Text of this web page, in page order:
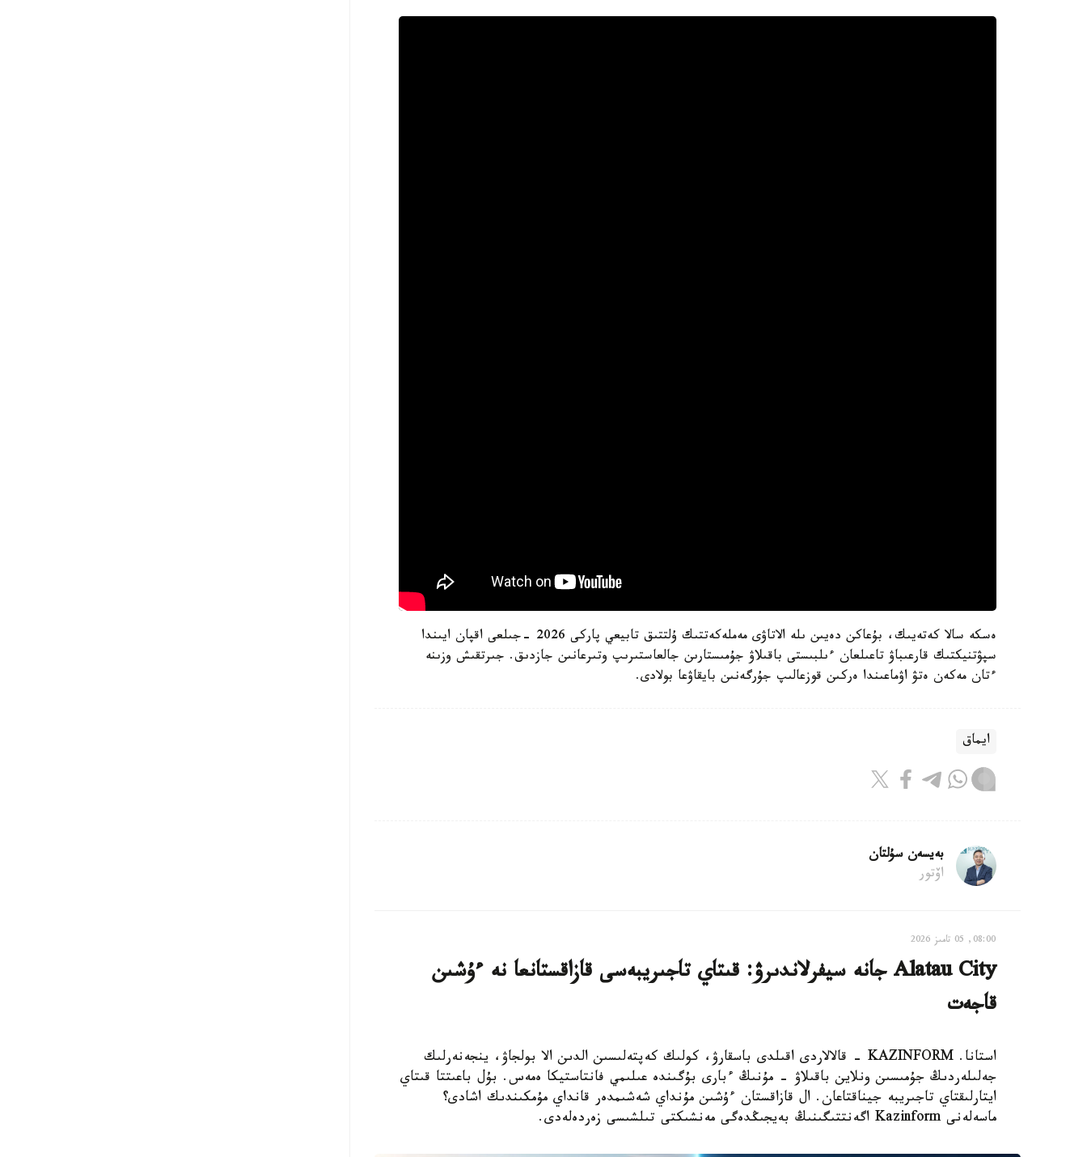
ەسكە سالا كەتەيىك، بۇعاكن دەيىن ىلە الاتاۋى مەملەكەتتىك ۇلتتىق تابيعي پاركى 2026 -جىلعى اقپان ايىندا
سپۋتنيكتىك قارعىباۋ تاعىلعان ءىلبىستى باقىلاۋ جۇمىستارىن جالعاستىرىپ وتىرعانىن جازدىق. جىرتقىش وزىنە
ءتان مەكەن ەتۋ اۋماعىندا ەركىن قوزعالىپ جۇرگەنىن بايقاۋعا بولادى.
ايماق
بەيسەن سۇلتان
اۆتور
08:00, 05 تامىز 2026
Alatau City جانە سيفرلاندىرۋ: قىتاي تاجىريبەسى قازاقستانعا نە ءۇشىن
قاجەت
استانا. KAZINFORM - قالالاردى اقىلدى باسقارۋ، كولىك كەپتەلىسىن الدىن الا بولجاۋ، ينجەنەرلىك
جەلىلەردىڭ جۇمىسىن ونلاين باقىلاۋ - مۇنىڭ ءبارى بۇگىندە عىلىمي فانتاستيكا ەمەس. بۇل باعىتتا قىتاي
ايتارلىقتاي تاجىريبە جيناقتاعان. ال قازاقستان ءۇشىن مۇنداي شەشىمدەر قانداي مۇمكىندىك اشادى؟
ماسەلەنى Kazinform اگەنتتىگىنىڭ بەيجىڭدەگى مەنشىكتى تىلشىسى زەردەلەدى.